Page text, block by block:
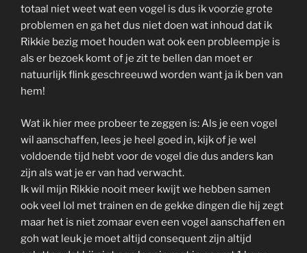
totaal niet weet wat een vogel is dus ik voorzie grote
problemen en ga het dus niet doen wat inhoud dat ik
Rikkie bezig moet houden wat ook een probleempje is
als er bezoek komt of je zit te bellen dan moet er
natuurlijk flink geschreeuwd worden want ja ik ben van
hem!
Wat ik hier mee probeer te zeggen is: Als je een vogel
wil aanschaffen, lees je heel goed in, kijk of je wel
voldoende tijd hebt voor de vogel die dus anders kan
zijn als wat je er van had verwacht.
Ik wil mijn Rikkie nooit meer kwijt we hebben samen
ook veel lol met trainen en de gekke dingen die hij zegt
maar het is niet zomaar even een vogel aanschaffen en
goh wat leuk je moet altijd consequent zijn altijd